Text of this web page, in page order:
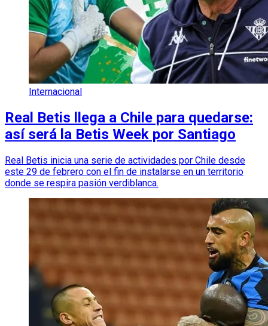
Internacional
Real Betis llega a Chile para quedarse:
así será la Betis Week por Santiago
Real Betis inicia una serie de actividades por Chile desde
este 29 de febrero con el fin de instalarse en un territorio
donde se respira pasión verdiblanca.